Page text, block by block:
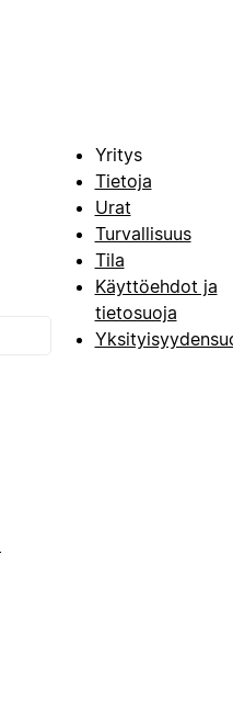
Yritys
Tietoja
Urat
Turvallisuus
Tila
Käyttöehdot ja
tietosuoja